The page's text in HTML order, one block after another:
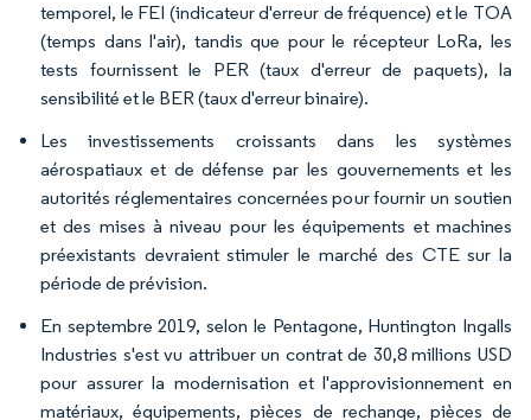
temporel, le FEI (indicateur d'erreur de fréquence) et le TOA
(temps dans l'air), tandis que pour le récepteur LoRa, les
tests fournissent le PER (taux d'erreur de paquets), la
sensibilité et le BER (taux d'erreur binaire).
Les investissements croissants dans les systèmes
aérospatiaux et de défense par les gouvernements et les
autorités réglementaires concernées pour fournir un soutien
et des mises à niveau pour les équipements et machines
préexistants devraient stimuler le marché des CTE sur la
période de prévision.
En septembre 2019, selon le Pentagone, Huntington Ingalls
Industries s'est vu attribuer un contrat de 30,8 millions USD
pour assurer la modernisation et l'approvisionnement en
matériaux, équipements, pièces de rechange, pièces de